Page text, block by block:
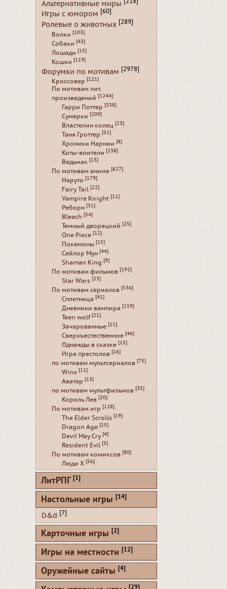
Альтернативные миры
Игры с юмором [60]
Ролевые о животных [289]
Волки [103]
Собаки [43]
Лошади [15]
Кошки [119]
Форумки по мотивам [2978]
Кроссовер [121]
По мотивам лит.
произведений [1244]
Гарри Поттер [538]
Сумерки [200]
Властелин колец [23]
Таня Гроттер [51]
Хроники Нарнии [8]
Коты-воители [238]
Ведьмак [13]
По мотивам аниме [627]
Наруто [179]
Fairy Tail [22]
Vampire Knight [11]
Реборн [31]
Bleach [54]
Темный дворецкий [25]
One Piece [12]
Покемоны [15]
Сейлор Мун [44]
Shaman King [9]
По мотивам фильмов [192]
Star Wars [23]
По мотивам сериалов [536]
Сплетница [41]
Дневники вампира [159]
Teen wolf [21]
Зачарованные [11]
Сверхъестественное [46]
Однажды в сказке [15]
Игра престолов [16]
по мотивам мультсериалов [75]
Winx [11]
Аватар [13]
по мотивам мультфильмов [35]
Король Лев [20]
По мотивам игр [128]
The Elder Scrolls [19]
Dragon Age [15]
Devil May Cry [4]
Resident Evil [5]
По мотивам комиксов [80]
Люди Х [56]
ЛитРПГ [1]
Настольные игры [14]
D&d [7]
Карточные игры [2]
Игры на местности [12]
Оружейные сайты [4]